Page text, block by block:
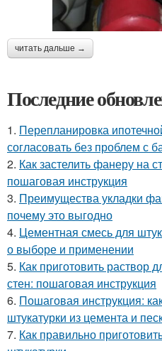
читать дальше →
Последние
1. Перепланировка
согласовать без проблем с
2. Как застелить фанеру на
пошаговая инструкция
3. Преимущества укладки
почему это выгодно
4. Цементная смесь для
о выборе и применении
5. Как приготовить раствор
стен: пошаговая инструкция
6. Пошаговая инструкция:
штукатурки из цемента и
7. Как правильно